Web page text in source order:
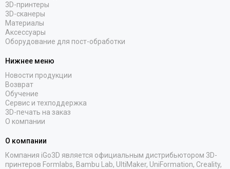
3D-принтеры
3D-сканеры
Материалы
Аксессуары
Оборудование для пост-обработки
Нижнее меню
Новости продукции
Возврат
Обучение
Сервис и техподдержка
3D-печать на заказ
О компании
О компании
Компания iGo3D является официальным дистрибьютором 3D-
принтеров Formlabs, Bambu Lab, UltiMaker, UniFormation, Creality,